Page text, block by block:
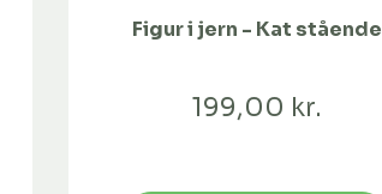
Figur i jern - Kat stående
199,00 kr.